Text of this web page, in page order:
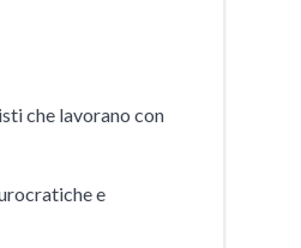
che lavorano con
e